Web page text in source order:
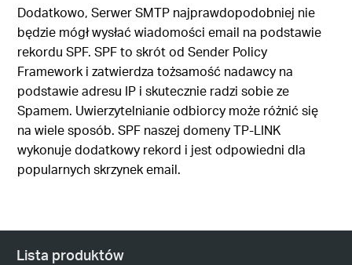
Dodatkowo, Serwer SMTP najprawdopodobniej nie
będzie mógł wysłać wiadomości email na podstawie
rekordu SPF. SPF to skrót od Sender Policy
Framework i zatwierdza tożsamość nadawcy na
podstawie adresu IP i skutecznie radzi sobie ze
Spamem. Uwierzytelnianie odbiorcy może różnić się
na wiele sposób. SPF naszej domeny TP-LINK
wykonuje dodatkowy rekord i jest odpowiedni dla
popularnych skrzynek email.
Lista produktów